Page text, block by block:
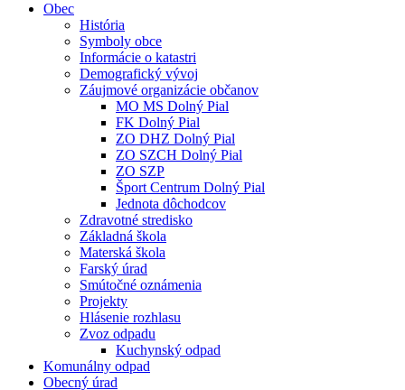
Obec
História
Symboly obce
Informácie o katastri
Demografický vývoj
Záujmové organizácie občanov
MO MS Dolný Pial
FK Dolný Pial
ZO DHZ Dolný Pial
ZO SZCH Dolný Pial
ZO SZP
Šport Centrum Dolný Pial
Jednota dôchodcov
Zdravotné stredisko
Základná škola
Materská škola
Farský úrad
Smútočné oznámenia
Projekty
Hlásenie rozhlasu
Zvoz odpadu
Kuchynský odpad
Komunálny odpad
Obecný úrad